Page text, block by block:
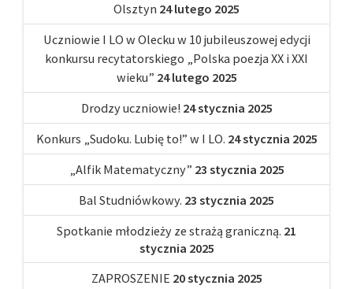
Olsztyn 24 lutego 2025
Uczniowie I LO w Olecku w 10 jubileuszowej edycji
konkursu recytatorskiego „Polska poezja XX i XXI
wieku” 24 lutego 2025
Drodzy uczniowie! 24 stycznia 2025
Konkurs „Sudoku. Lubię to!” w I LO. 24 stycznia 2025
„Alfik Matematyczny” 23 stycznia 2025
Bal Studniówkowy. 23 stycznia 2025
Spotkanie młodzieży ze strażą graniczną. 21
stycznia 2025
ZAPROSZENIE 20 stycznia 2025